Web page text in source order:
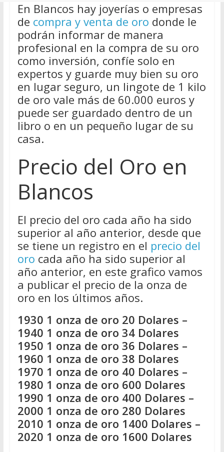
En Blancos hay joyerías o empresas
de compra y venta de oro donde le
podrán informar de manera
profesional en la compra de su oro
como inversión, confíe solo en
expertos y guarde muy bien su oro
en lugar seguro, un lingote de 1 kilo
de oro vale más de 60.000 euros y
puede ser guardado dentro de un
libro o en un pequeño lugar de su
casa.
Precio del Oro en
Blancos
El precio del oro cada año ha sido
superior al año anterior, desde que
se tiene un registro en el precio del
oro cada año ha sido superior al
año anterior, en este grafico vamos
a publicar el precio de la onza de
oro en los últimos años.
1930 1 onza de oro 20 Dolares –
1940 1 onza de oro 34 Dolares
1950 1 onza de oro 36 Dolares –
1960 1 onza de oro 38 Dolares
1970 1 onza de oro 40 Dolares –
1980 1 onza de oro 600 Dolares
1990 1 onza de oro 400 Dolares –
2000 1 onza de oro 280 Dolares
2010 1 onza de oro 1400 Dolares –
2020 1 onza de oro 1600 Dolares